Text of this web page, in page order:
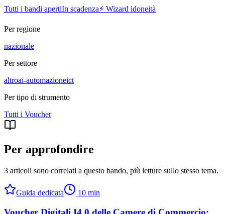
Tutti i bandi apertiIn scadenza⚡ Wizard idoneità
Per regione
nazionale
Per settore
altroai-automazioneict
Per tipo di strumento
Tutti i Voucher
Per approfondire
3 articoli sono correlati a questo bando, più letture sullo stesso tema.
Guida dedicata 10 min